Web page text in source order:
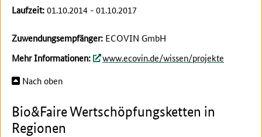
Laufzeit:01.10.2014 - 01.10.2017
Zuwendungsempfänger: ECOVIN GmbH
Mehr Informationen:
www.ecovin.de/wissen/projekte
Nach oben
Bio&Faire Wertschöpfungsketten in
Regionen